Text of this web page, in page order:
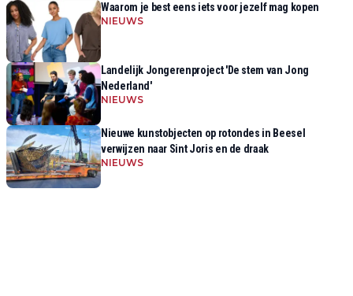
Waarom je best eens iets voor jezelf mag kopen
NIEUWS
Landelijk Jongerenproject 'De stem van Jong
Nederland'
NIEUWS
Nieuwe kunstobjecten op rotondes in Beesel
verwijzen naar Sint Joris en de draak
NIEUWS